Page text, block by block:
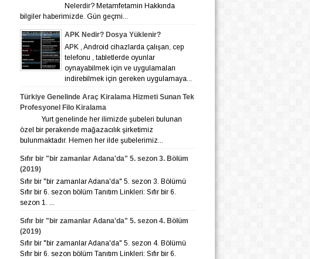
Nelerdir? Metamfetamin Hakkında
bilgiler haberimizde. Gün geçmi...
APK Nedir? Dosya Yüklenir?
APK , Android cihazlarda çalışan, cep
telefonu , tabletlerde oyunlar
oynayabilmek için ve uygulamaları
indirebilmek için gereken uygulamaya...
Türkiye Genelinde Araç Kiralama Hizmeti Sunan Tek
Profesyonel Filo Kiralama
Yurt genelinde her ilimizde şubeleri bulunan
özel bir perakende mağazacılık şirketimiz
bulunmaktadır. Hemen her ilde şubelerimiz...
Sıfır bir "bir zamanlar Adana'da" 5. sezon 3. Bölüm
(2019)
Sıfır bir "bir zamanlar Adana'da" 5. sezon 3. Bölümü
Sıfır bir 6. sezon bölüm Tanıtım Linkleri: Sıfır bir 6.
sezon 1. ...
Sıfır bir "bir zamanlar Adana'da" 5. sezon 4. Bölüm
(2019)
Sıfır bir "bir zamanlar Adana'da" 5. sezon 4. Bölümü
Sıfır bir 6. sezon bölüm Tanıtım Linkleri: Sıfır bir 6.